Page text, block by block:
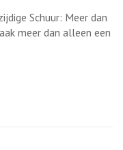
Veelzijdige
Toepassingen
van
een
Schuur: Meer dan
meer dan alleen een